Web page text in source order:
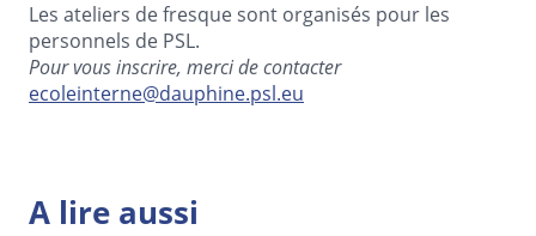
Les ateliers de fresque sont organisés pour les
personnels de PSL.
Pour vous inscrire, merci de contacter
ecoleinterne@dauphine.psl.eu
A lire aussi